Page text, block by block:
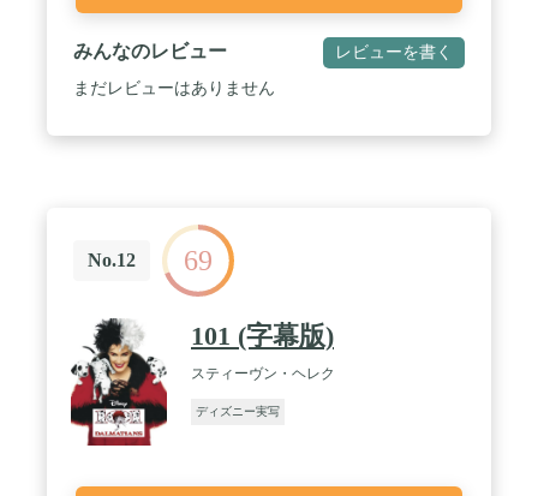
みんなのレビュー レビューを書く
まだレビューはありません
No.12 69
101 (字幕版)
スティーヴン・ヘレク
ディズニー実写